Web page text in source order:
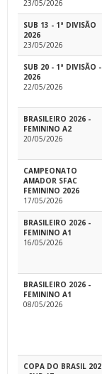
23/05/2026
SUB 13 - 1ª DIVISÃO
2026
23/05/2026
SUB 20 - 1ª DIVISÃO -
2026
22/05/2026
BRASILEIRO 2026 -
FEMININO A2
20/05/2026
CAMPEONATO
AMADOR SFAC
FEMININO 2026
17/05/2026
BRASILEIRO 2026 -
FEMININO A1
16/05/2026
BRASILEIRO 2026 -
FEMININO A1
08/05/2026
COPA DO BRASIL